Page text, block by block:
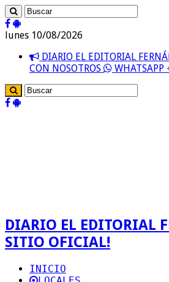
lunes 10/08/2026
DIARIO EL EDITORIAL
CON NOSOTROS
DIARIO EL EDITORIAL
SITIO OFICIAL!
INICIO